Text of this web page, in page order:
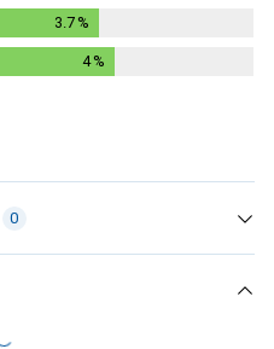
3.7 %
4%
0